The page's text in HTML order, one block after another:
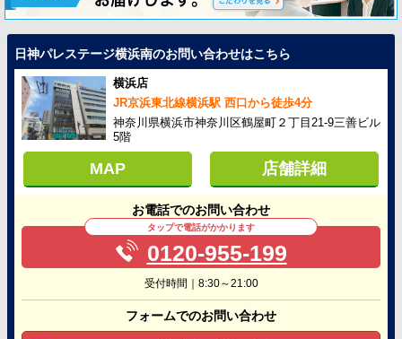
日神パレステージ横浜南のお問い合わせはこちら
横浜店
JR京浜東北線横浜駅 西口から徒歩4分
神奈川県横浜市神奈川区鶴屋町２丁目21-9三善ビル
5階
MAP 店舗詳細
お電話でのお問い合わせ
タップで電話がかかります
0120-955-199
受付時間｜8:30～21:00
フォームでのお問い合わせ